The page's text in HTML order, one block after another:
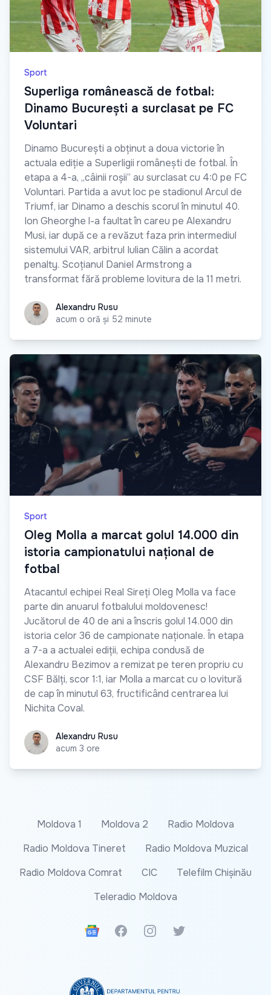
Sport
Superliga românească de fotbal:
Dinamo București a surclasat pe FC
Voluntari
Dinamo București a obținut a doua victorie în
actuala ediție a Superligii românești de fotbal. În
etapa a 4-a, „câinii roșii” au surclasat cu 4:0 pe FC
Voluntari. Partida a avut loc pe stadionul Arcul de
Triumf, iar Dinamo a deschis scorul în minutul 40.
Ion Gheorghe l-a faultat în careu pe Alexandru
Musi, iar după ce a revăzut faza prin intermediul
sistemului VAR, arbitrul Iulian Călin a acordat
penalty. Scoțianul Daniel Armstrong a
transformat fără probleme lovitura de la 11 metri.
Alexandru Rusu
Alexandru Rusu
acum o oră și 52 minute
Sport
Oleg Molla a marcat golul 14.000 din
istoria campionatului național de
fotbal
Atacantul echipei Real Sireți Oleg Molla va face
parte din anuarul fotbalului moldovenesc!
Jucătorul de 40 de ani a înscris golul 14.000 din
istoria celor 36 de campionate naționale. În etapa
a 7-a a actualei ediții, echipa condusă de
Alexandru Bezimov a remizat pe teren propriu cu
CSF Bălți, scor 1:1, iar Molla a marcat cu o lovitură
de cap în minutul 63, fructificând centrarea lui
Nichita Coval.
Alexandru Rusu
Alexandru Rusu
acum 3 ore
Moldova 1 Moldova 2
Radio Moldova
Radio Moldova Tineret
Radio Moldova Muzical
Radio Moldova Comrat
CIC
Telefilm Chișinău
Teleradio Moldova
Google News
FacebookInstagramTwitter